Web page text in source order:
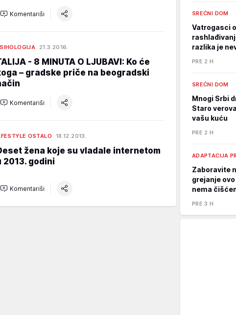
Komentariši
21.3.2016.
- 8 MINUTA O LJUBAVI: Ko će
– gradske priče na beogradski
Komentariši
OSTALO 18.12.2013.
žena koje su vladale internetom
2013. godini
Komentariši
SREĆNI DOM
Vatrogasci
razlika je
PRE 2 H
SREĆNI DOM
Mnogi Srbi
Staro
vašu kuću
PRE 2 H
ADAPTACIJA
Zaboravite
grejanje
nema
PRE 3 H